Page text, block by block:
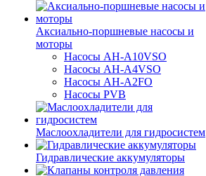
Аксиально-поршневые насосы и
моторы
Насосы AH-A10VSO
Насосы AH-A4VSO
Насосы AH-A2FO
Насосы PVB
Маслоохладители для гидросистем
Гидравлические аккумуляторы